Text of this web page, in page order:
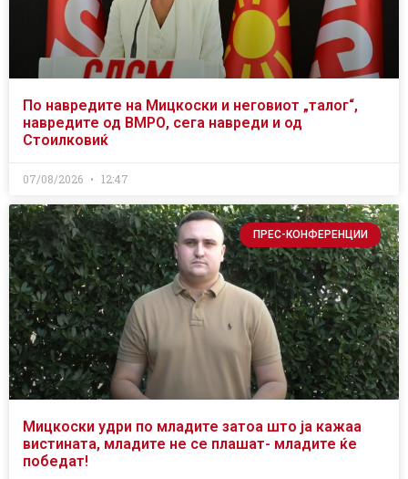
По навредите на Мицкоски и неговиот „талог“,
навредите од ВМРО, сега навреди и од
Стоилковиќ
07/08/2026 12:47
ПРЕС-КОНФЕРЕНЦИИ
Мицкоски удри по младите затоа што ја кажаа
вистината, младите не се плашат- младите ќе
победат!